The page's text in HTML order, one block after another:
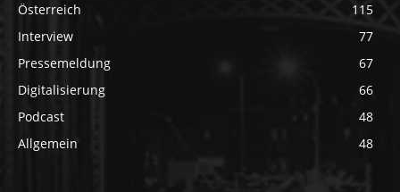
Österreich
115
Interview
77
Pressemeldung
67
Digitalisierung
66
Podcast
48
Allgemein
48